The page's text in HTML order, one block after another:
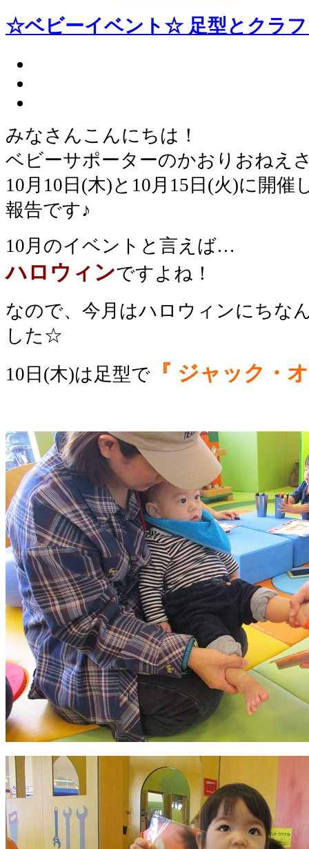
☆ベビーイベント☆ 足型とクラ
みなさんこんにちは！
ベビーサポーターのかおりおねえ
10月10日(木)と10月15日(火)に開
報告です♪
10月のイベントと言えば…
ハロウィンですよね！
なので、今月はハロウィンにちな
した☆
10日(木)は足型で 『 ジャック・